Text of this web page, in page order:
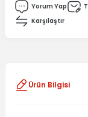
Yorum Yap
Karşılaştır
Ürün Bilgisi